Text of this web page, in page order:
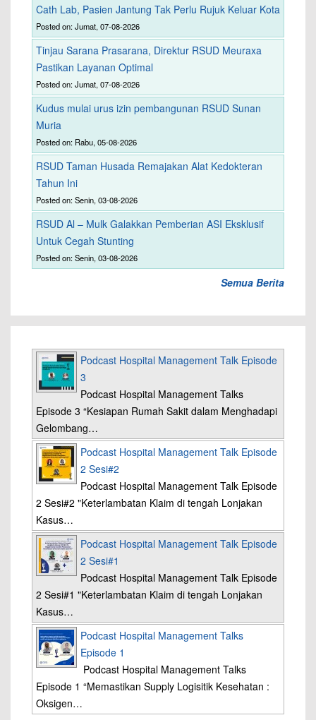
Cath Lab, Pasien Jantung Tak Perlu Rujuk Keluar Kota
Posted on: Jumat, 07-08-2026
Tinjau Sarana Prasarana, Direktur RSUD Meuraxa
Pastikan Layanan Optimal
Posted on: Jumat, 07-08-2026
Kudus mulai urus izin pembangunan RSUD Sunan
Muria
Posted on: Rabu, 05-08-2026
RSUD Taman Husada Remajakan Alat Kedokteran
Tahun Ini
Posted on: Senin, 03-08-2026
RSUD Al – Mulk Galakkan Pemberian ASI Eksklusif
Untuk Cegah Stunting
Posted on: Senin, 03-08-2026
Semua Berita
Podcast Hospital Management Talk Episode
3
Podcast Hospital Management Talks
Episode 3 “Kesiapan Rumah Sakit dalam Menghadapi
Gelombang…
Podcast Hospital Management Talk Episode
2 Sesi#2
Podcast Hospital Management Talk Episode
2 Sesi#2 "Keterlambatan Klaim di tengah Lonjakan
Kasus…
Podcast Hospital Management Talk Episode
2 Sesi#1
Podcast Hospital Management Talk Episode
2 Sesi#1 "Keterlambatan Klaim di tengah Lonjakan
Kasus…
Podcast Hospital Management Talks
Episode 1
Podcast Hospital Management Talks
Episode 1 “Memastikan Supply Logisitik Kesehatan :
Oksigen…